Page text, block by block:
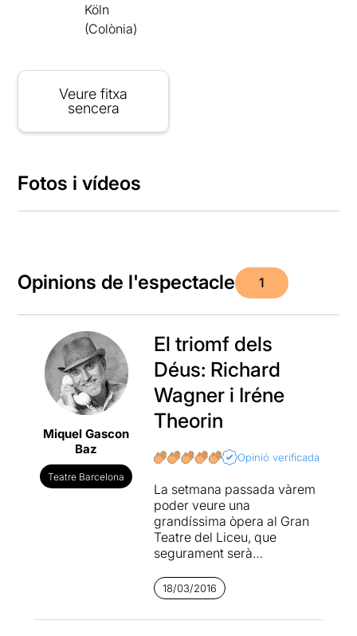
Köln
(Colònia)
Veure fitxa
sencera
Fotos i vídeos
Opinions de l'espectacle 1
Miquel Gascon
Baz
Teatre Barcelona
El triomf dels
Déus: Richard
Wagner i Iréne
Theorin
Opinió verificada
La setmana passada vàrem
poder veure una
grandíssima òpera al Gran
Teatre del Liceu, que
segurament serà
espectacle de la temporada.
Hem de reconèixer que
cada vegada ens agrada
18/03/2016